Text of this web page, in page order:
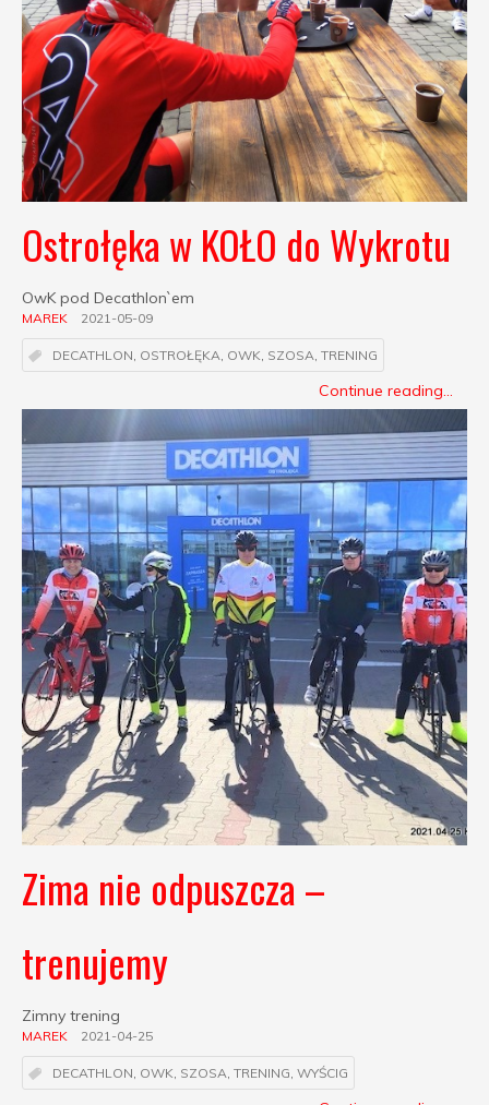
Ostrołęka w KOŁO do Wykrotu
OwK pod Decathlon`em
MAREK 2021-05-09
DECATHLON, OSTROŁĘKA, OWK, SZOSA, TRENING
Continue reading...
Zima nie odpuszcza –
trenujemy
Zimny trening
MAREK 2021-04-25
DECATHLON, OWK, SZOSA, TRENING, WYŚCIG